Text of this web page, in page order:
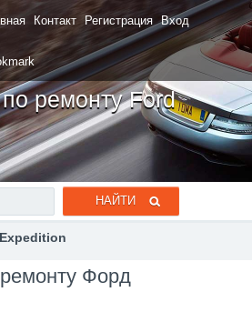
Контакт Регистрация Вход
ремонту Ford
Форд